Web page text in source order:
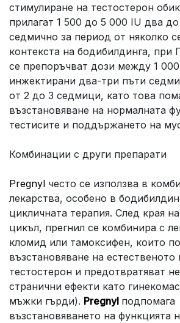
стимулиране на тестостерон
прилагат 1 500 до 5 000 IU два
седмично за период от няколко
контекста на бодибилдинга, при
се препоръчват дози между 1
инжектирани два-три пъти
от 2 до 3 седмици, като това
възстановяване на нормалната
тестисите и поддържането на
Комбинации с други препарати
Pregnyl често се използва в
лекарства, особено в
цикличната терапия. След края
цикъл, прегнил се комбинира с
кломид или тамоксифен, които
възстановяване на
тестостерон и предотвратяват
странични ефекти като
мъжки гърди). Pregnyl подпомага
възстановяването на функцията